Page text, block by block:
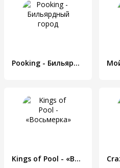
Pooking - Бильярдный город
Kings of Pool - «Восьмерка»